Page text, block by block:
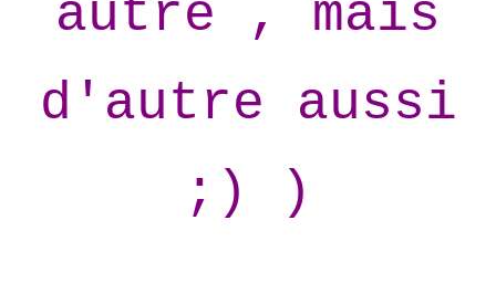
autre , mais
d'autre aussi
;) )